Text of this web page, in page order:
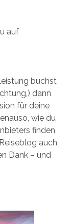
auf
buchst
dann
für deine
wie du
finden
auch
Dank – und